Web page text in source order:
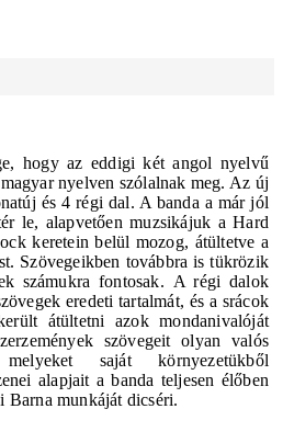
hogy az eddigi két angol nyelvű
nyelven szólalnak meg. Az új
és 4 régi dal. A banda a már jól
le, alapvetően muzsikájuk a Hard
keretein belül mozog, átültetve a
Szövegeikben továbbra is tükrözik
számukra fontosak. A régi dalok
eredeti tartalmát, és a srácok
átültetni azok mondanivalóját
szövegeit olyan valós
saját környezetükből
alapjait a banda teljesen élőben
Barna munkáját dicséri.